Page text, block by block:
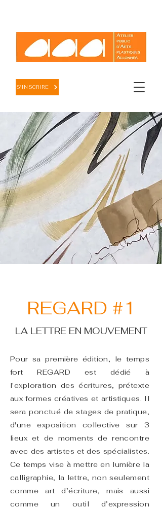
S'INSCRIRE
REGARD #1
LA LETTRE EN MOUVEMENT
Pour sa première édition, le temps
fort REGARD est dédié à
l'exploration des écritures, prétexte
aux formes créatives et artistiques. Il
sera ponctué de stages de pratique,
d'une exposition collective sur 3
lieux et de moments de rencontre
avec des artistes et des spécialistes.
Ce temps vise à mettre en lumière la
calligraphie, la lettre, non seulement
comme art d’écriture, mais aussi
comme un outil d’expression